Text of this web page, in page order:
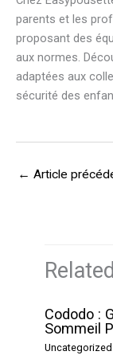
parents et les
proposant des
aux normes.
adaptées aux
sécurité des
← Article
Cododo :
Sommeil
Uncategorized